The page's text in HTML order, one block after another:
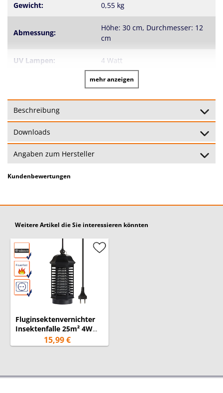
Gewicht: 0,55 kg
Abmessung:
Höhe: 30 cm, Durchmesser: 12
cm
UV Lampen: 4 Watt
1000 Volt
Wirkungskreis:
Reinigung:
Anwendung:
Garantie:
24 Monate
(Garantiebedingungen)
mehr anzeigen
Beschreibung
Downloads
Angaben zum Hersteller
Kundenbewertungen
Weitere Artikel die Sie interessieren könnten
Fluginsektenvernichter
Insektenfalle 25m² 4W
UV-A hängend/ stehend
Auffangschale
15,99 €